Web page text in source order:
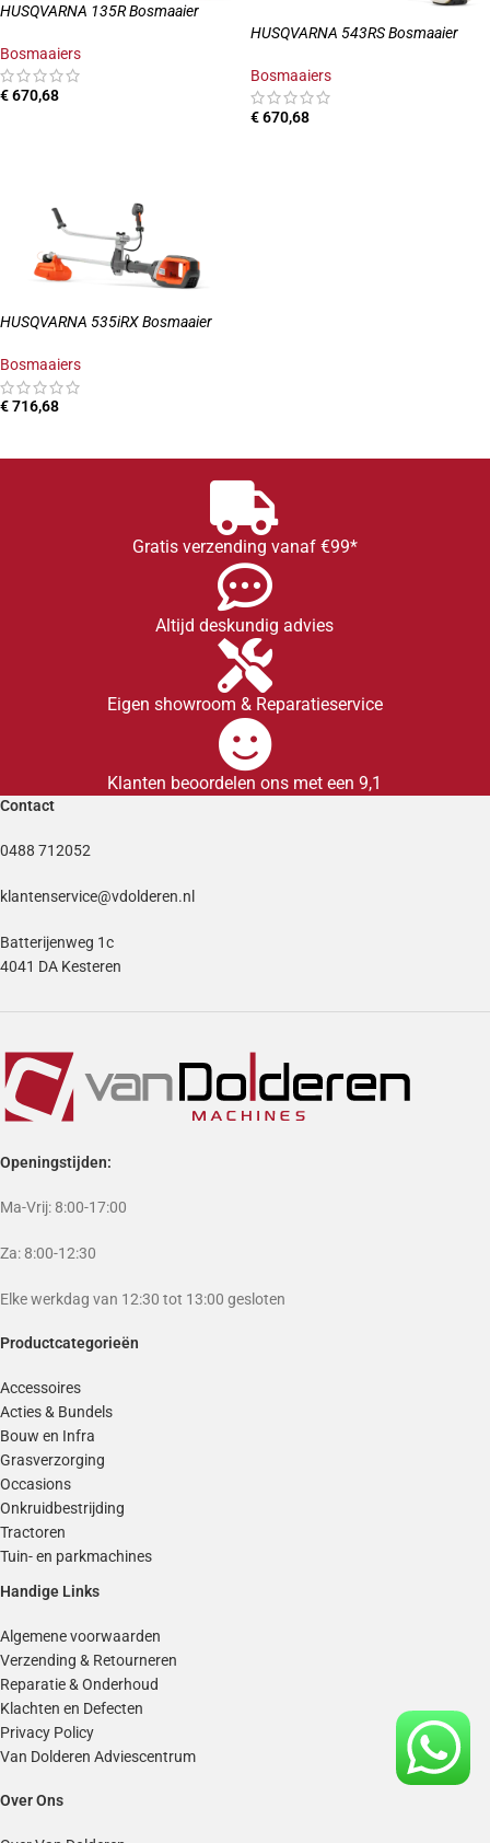
HUSQVARNA 135R Bosmaaier
Bosmaaiers
€670,68
HUSQVARNA 543RS Bosmaaier
Bosmaaiers
€670,68
HUSQVARNA 535iRX Bosmaaier
Bosmaaiers
€716,68
Gratis verzending vanaf €99*
Altijd deskundig advies
Eigen showroom & Reparatieservice
Klanten beoordelen ons met een 9,1
Contact
0488 712052
klantenservice@vdolderen.nl
Batterijenweg 1c
4041 DA Kesteren
Openingstijden:
Ma-Vrij: 8:00-17:00
Za: 8:00-12:30
Elke werkdag van 12:30 tot 13:00 gesloten
Productcategorieën
Accessoires
Acties & Bundels
Bouw en Infra
Grasverzorging
Occasions
Onkruidbestrijding
Tractoren
Tuin- en parkmachines
Handige Links
Algemene voorwaarden
Verzending & Retourneren
Reparatie & Onderhoud
Klachten en Defecten
Privacy Policy
Van Dolderen Adviescentrum
Over Ons